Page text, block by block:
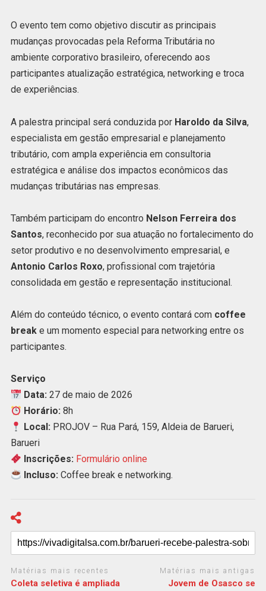
O evento tem como objetivo discutir as principais
mudanças provocadas pela Reforma Tributária no
ambiente corporativo brasileiro, oferecendo aos
participantes atualização estratégica, networking e troca
de experiências.
A palestra principal será conduzida por Haroldo da Silva,
especialista em gestão empresarial e planejamento
tributário, com ampla experiência em consultoria
estratégica e análise dos impactos econômicos das
mudanças tributárias nas empresas.
Também participam do encontro Nelson Ferreira dos
Santos, reconhecido por sua atuação no fortalecimento do
setor produtivo e no desenvolvimento empresarial, e
Antonio Carlos Roxo, profissional com trajetória
consolidada em gestão e representação institucional.
Além do conteúdo técnico, o evento contará com coffee
breake um momento especial para networking entre os
participantes.
Serviço
Data: 27 de maio de 2026
Horário: 8h
Local: PROJOV – Rua Pará, 159, Aldeia de Barueri,
Barueri
Inscrições: Formulário online
Incluso: Coffee break e networking.
Matérias mais recentes
Coleta seletiva é ampliada
Matérias mais antigas
Jovem de Osasco se